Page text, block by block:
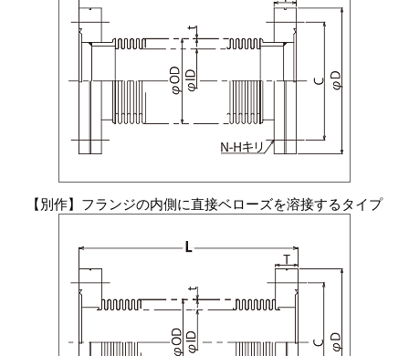
【別作】フランジの内側に直接ベローズを溶接するタイプ